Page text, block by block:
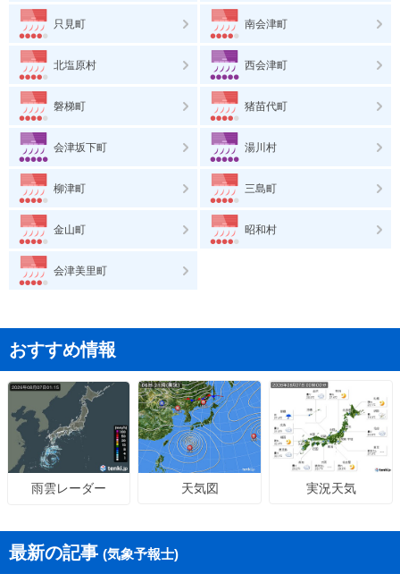
只見町 南会津町
北塩原村 西会津町
磐梯町 猪苗代町
会津坂下町 湯川村
柳津町 三島町
金山町 昭和村
会津美里町
おすすめ情報
雨雲レーダー 天気図 実況天気
最新の記事 (気象予報士)